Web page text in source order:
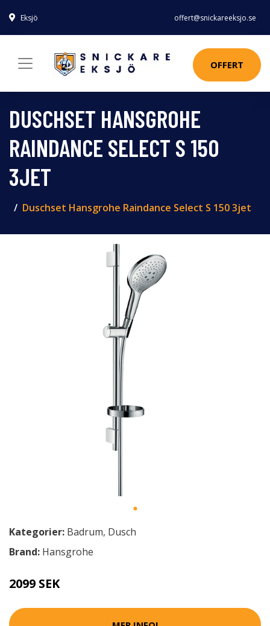
Eksjö offert@snickareeksjo.se
OFFERT
DUSCHSET HANSGROHE
RAINDANCE SELECT S 150
3JET
Duschset Hansgrohe Raindance Select S 150 3jet
Kategorier: Badrum, Dusch
Brand: Hansgrohe
2099 SEK